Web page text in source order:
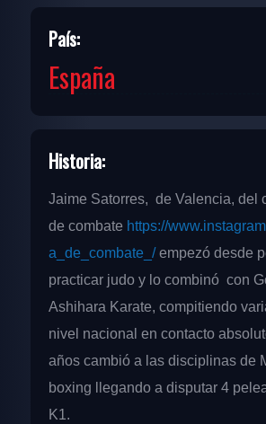
País:
España
Historia:
Jaime Satorres, de Valencia, del
de combate https://
a_de_combate_/empezó desde
practicar judo y lo combinó con
Ashihara Karate, compitiendo
nivel nacional en contacto
años cambió a las disciplinas de
boxing llegando a disputar 4
K1.